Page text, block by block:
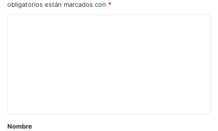
obligatorios están marcados con *
rNombre